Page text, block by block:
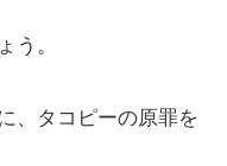
う。
、タコピーの原罪を